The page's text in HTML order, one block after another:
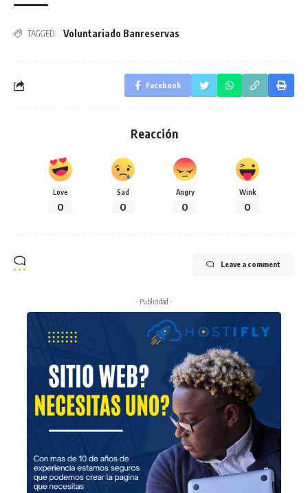
TAGGED: Voluntariado Banreservas
Facebook
Reacción
Love
0
Sad
0
Angry
0
Wink
0
Leave a comment
- Publicidad -